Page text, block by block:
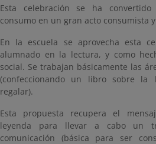
Esta celebración se ha
consumo en un gran acto consumista
En la escuela se aprovecha esta
alumnado en la lectura, y como
social. Se trabajan básicamente las
(confeccionando un libro sobre la
regalar).
Esta propuesta recupera el
leyenda para llevar a cabo un
comunicación (básica para ser